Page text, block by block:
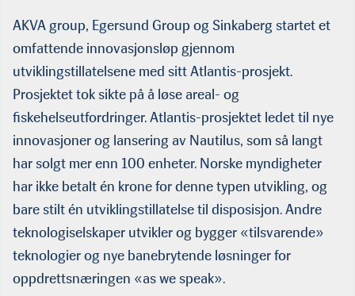
AKVA group, Egersund Group og Sinkaberg startet et
omfattende innovasjonsløp gjennom
utviklingstillatelsene med sitt Atlantis-prosjekt.
Prosjektet tok sikte på å løse areal- og
fiskehelseutfordringer. Atlantis-prosjektet ledet til nye
innovasjoner og lansering av Nautilus, som så langt
har solgt mer enn 100 enheter. Norske myndigheter
har ikke betalt én krone for denne typen utvikling, og
bare stilt én utviklingstillatelse til disposisjon. Andre
teknologiselskaper utvikler og bygger «tilsvarende»
teknologier og nye banebrytende løsninger for
oppdrettsnæringen «as we speak».